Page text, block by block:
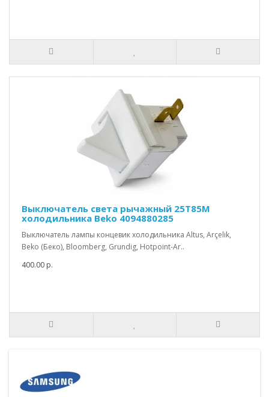
Выключатель света рычажный 25T85M
холодильника Beko 4094880285
Выключатель лампы концевик холодильника Altus, Arçelik,
Beko (Беко), Bloomberg, Grundig, Hotpoint-Ar..
400.00 р.